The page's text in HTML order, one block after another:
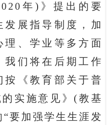
年)》提出的要
展指导制度，加
、学业等多方面
我们将在后期工作
按《教育部关于普
实施意见》(教基
要加强学生生涯发